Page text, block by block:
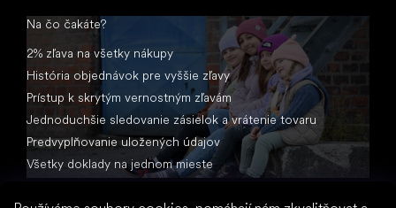
Na čo čakáte?
2% zľava na všetky nákupy
História objednávok pre vyššie zľavy
Prístup k skrytým vernostným zľavám
Jednoduchšie sledovanie zásielok a vrátenie tovaru
Predvyplňovanie uložených údajov
Všetky doklady na jednom mieste